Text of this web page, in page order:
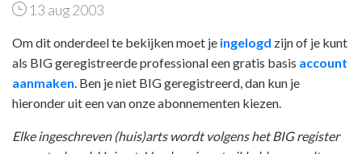
13 aug 2003
Om dit onderdeel te bekijken moet je ingelogd zijn of je kunt
als BIG geregistreerde professional een gratis basis account
aanmaken . Ben je niet BIG geregistreerd, dan kun je
hieronder uit een van onze abonnementen kiezen.
Elke ingeschreven (huis)arts wordt volgens het BIG register